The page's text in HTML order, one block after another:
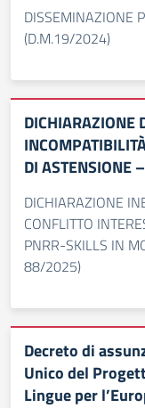
DISSEMINAZIONE
(D.M.19/2024)
DICHIARAZIONE
DI ASTENSIONE
DICHIARAZIONE
CONFLITTO
PNRR-SKILLS IN
88/2025)
Decreto di
Unico del
Lingue per